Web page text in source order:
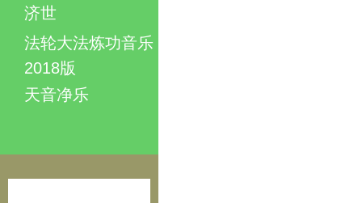
济世
法轮大法炼功音乐
2018版
天音净乐